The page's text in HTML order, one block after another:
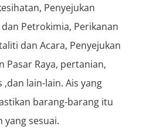
Penyejukan
Petrokimia, Perikanan
dan Acara, Penyejukan
Pasar Raya, pertanian,
,dan lain-lain. Ais yang
barang-barang itu
yang sesuai.